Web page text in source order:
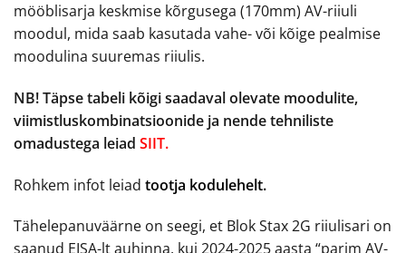
mööblisarja keskmise kõrgusega (170mm) AV-riiuli
moodul, mida saab kasutada vahe- või kõige pealmise
moodulina suuremas riiulis.
NB! Täpse tabeli kõigi saadaval olevate moodulite,
viimistluskombinatsioonide ja nende tehniliste
omadustega leiad SIIT.
Rohkem infot leiad tootja kodulehelt.
Tähelepanuväärne on seegi, et Blok Stax 2G riiulisari on
saanud EISA-lt auhinna, kui 2024-2025 aasta “parim AV-